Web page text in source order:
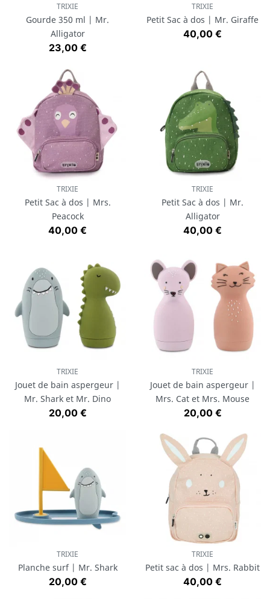
TRIXIE
Gourde 350 ml | Mr.
Alligator
Prix
23,00 €
TRIXIE
Petit Sac à dos | Mr. Giraffe
Prix
40,00 €
TRIXIE
Petit Sac à dos | Mrs.
Peacock
Prix
40,00 €
TRIXIE
Petit Sac à dos | Mr.
Alligator
Prix
40,00 €
TRIXIE
Jouet de bain aspergeur |
Mr. Shark et Mr. Dino
Prix
20,00 €
TRIXIE
Jouet de bain aspergeur |
Mrs. Cat et Mrs. Mouse
Prix
20,00 €
TRIXIE
Planche surf | Mr. Shark
Prix
20,00 €
TRIXIE
Petit sac à dos | Mrs. Rabbit
Prix
40,00 €